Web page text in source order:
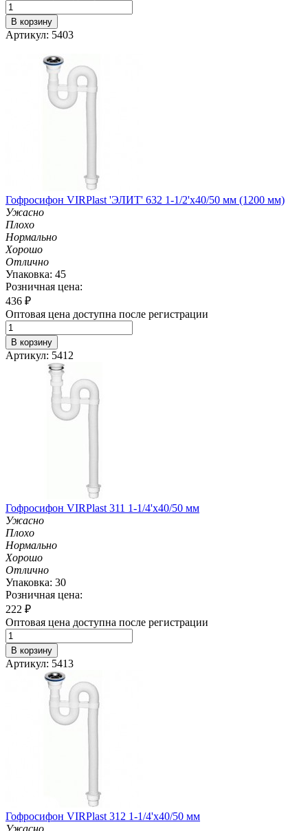
В корзину
Артикул: 5403
Гофросифон VIRPlast 'ЭЛИТ' 632 1-1/2'х40/50 мм (1200 мм)
Ужасно
Плохо
Нормально
Хорошо
Отлично
Упаковка: 45
Розничная цена:
436 ₽
Оптовая цена доступна после регистрации
В корзину
Артикул: 5412
Гофросифон VIRPlast 311 1-1/4'х40/50 мм
Ужасно
Плохо
Нормально
Хорошо
Отлично
Упаковка: 30
Розничная цена:
222 ₽
Оптовая цена доступна после регистрации
В корзину
Артикул: 5413
Гофросифон VIRPlast 312 1-1/4'х40/50 мм
Ужасно